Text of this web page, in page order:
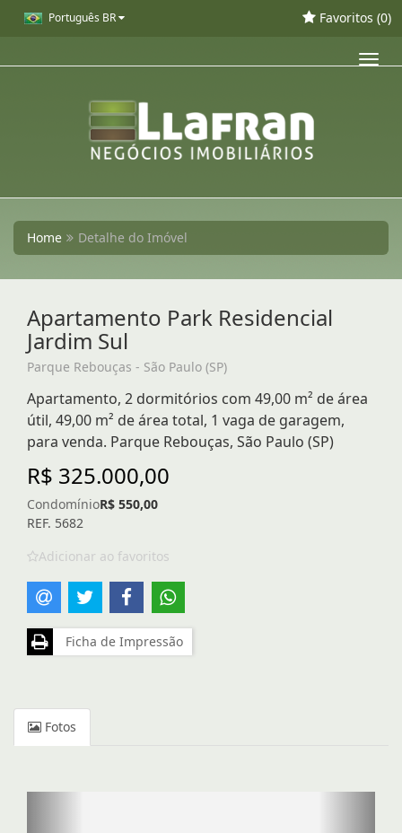
Português BR Favoritos (0)
Home Detalhe do Imóvel
Apartamento Park Residencial
Jardim Sul
Parque Rebouças - São Paulo (SP)
Apartamento, 2 dormitórios com 49,00 m² de área
útil, 49,00 m² de área total, 1 vaga de garagem,
para venda. Parque Rebouças, São Paulo (SP)
R$ 325.000,00
CondomínioR$ 550,00
REF. 5682
Adicionar ao favoritos
Ficha de Impressão
Fotos